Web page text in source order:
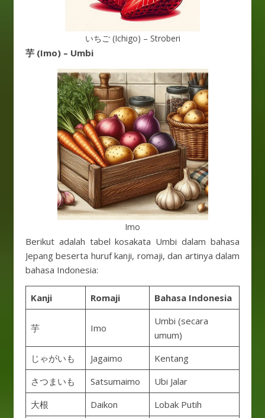
いちご (Ichigo) – Stroberi
芋 (Imo) – Umbi
Imo
Berikut adalah tabel kosakata Umbi dalam bahasa
Jepang beserta huruf kanji, romaji, dan artinya dalam
bahasa Indonesia:
Kanji Romaji Bahasa Indonesia
芋 Imo
Umbi (secara
umum)
じゃがいも
Jagaimo
Kentang
さつまいも
Satsumaimo
Ubi Jalar
大根
Daikon
Lobak Putih